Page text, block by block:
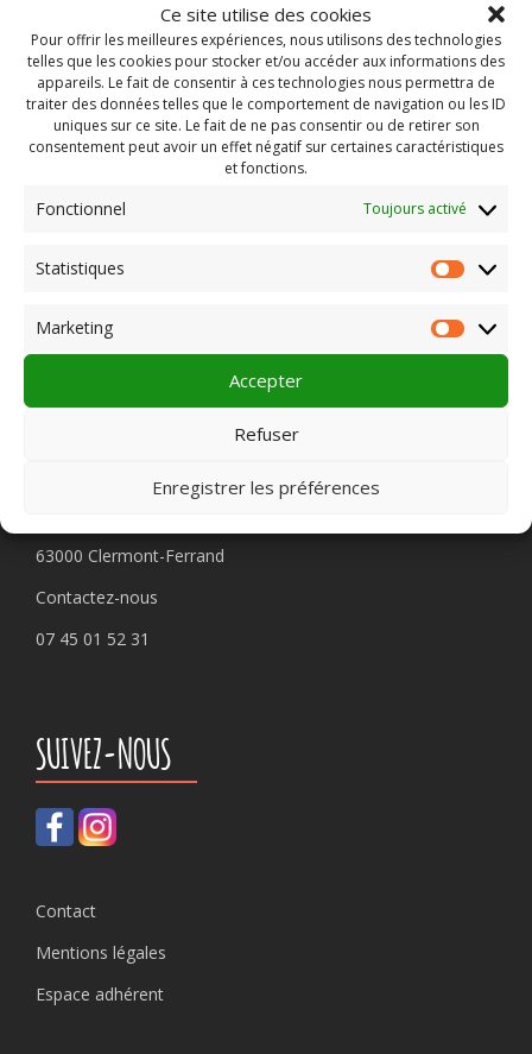
Ce site utilise des cookies
Pour offrir les meilleures expériences, nous utilisons des technologies
telles que les cookies pour stocker et/ou accéder aux informations des
appareils. Le fait de consentir à ces technologies nous permettra de
traiter des données telles que le comportement de navigation ou les ID
uniques sur ce site. Le fait de ne pas consentir ou de retirer son
consentement peut avoir un effet négatif sur certaines caractéristiques
et fonctions.
Fonctionnel Toujours activé
Statistiques
Marketing
Accepter
Refuser
Enregistrer les préférences
63000 Clermont-Ferrand
Contactez-nous
07 45 01 52 31
SUIVEZ-NOUS
Contact
Mentions légales
Espace adhérent